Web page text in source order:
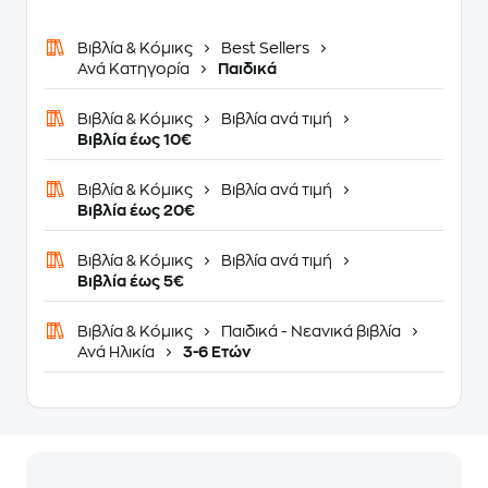
Βιβλία & Κόμικς
Best Sellers
Ανά Κατηγορία
Παιδικά
Βιβλία & Κόμικς
Βιβλία ανά τιμή
Βιβλία έως 10€
Βιβλία & Κόμικς
Βιβλία ανά τιμή
Βιβλία έως 20€
Βιβλία & Κόμικς
Βιβλία ανά τιμή
Βιβλία έως 5€
Βιβλία & Κόμικς
Παιδικά - Νεανικά βιβλία
Ανά Ηλικία
3-6 Ετών